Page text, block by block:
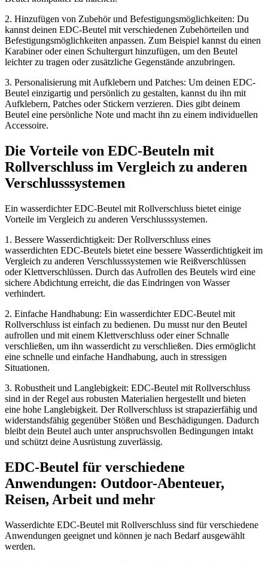
2. Hinzufügen von Zubehör und Befestigungsmöglichkeiten: Du
kannst deinen EDC-Beutel mit verschiedenen Zubehörteilen und
Befestigungsmöglichkeiten anpassen. Zum Beispiel kannst du einen
Karabiner oder einen Schultergurt hinzufügen, um den Beutel
leichter zu tragen oder zusätzliche Gegenstände anzubringen.
3. Personalisierung mit Aufklebern und Patches: Um deinen EDC-
Beutel einzigartig und persönlich zu gestalten, kannst du ihn mit
Aufklebern, Patches oder Stickern verzieren. Dies gibt deinem
Beutel eine persönliche Note und macht ihn zu einem individuellen
Accessoire.
Die Vorteile von EDC-Beuteln mit
Rollverschluss im Vergleich zu anderen
Verschlusssystemen
Ein wasserdichter EDC-Beutel mit Rollverschluss bietet einige
Vorteile im Vergleich zu anderen Verschlusssystemen.
1. Bessere Wasserdichtigkeit: Der Rollverschluss eines
wasserdichten EDC-Beutels bietet eine bessere Wasserdichtigkeit im
Vergleich zu anderen Verschlusssystemen wie Reißverschlüssen
oder Klettverschlüssen. Durch das Aufrollen des Beutels wird eine
sichere Abdichtung erreicht, die das Eindringen von Wasser
verhindert.
2. Einfache Handhabung: Ein wasserdichter EDC-Beutel mit
Rollverschluss ist einfach zu bedienen. Du musst nur den Beutel
aufrollen und mit einem Klettverschluss oder einer Schnalle
verschließen, um ihn wasserdicht zu verschließen. Dies ermöglicht
eine schnelle und einfache Handhabung, auch in stressigen
Situationen.
3. Robustheit und Langlebigkeit: EDC-Beutel mit Rollverschluss
sind in der Regel aus robusten Materialien hergestellt und bieten
eine hohe Langlebigkeit. Der Rollverschluss ist strapazierfähig und
widerstandsfähig gegenüber Stößen und Beschädigungen. Dadurch
bleibt dein Beutel auch unter anspruchsvollen Bedingungen intakt
und schützt deine Ausrüstung zuverlässig.
EDC-Beutel für verschiedene
Anwendungen: Outdoor-Abenteuer,
Reisen, Arbeit und mehr
Wasserdichte EDC-Beutel mit Rollverschluss sind für verschiedene
Anwendungen geeignet und können je nach Bedarf ausgewählt
werden.